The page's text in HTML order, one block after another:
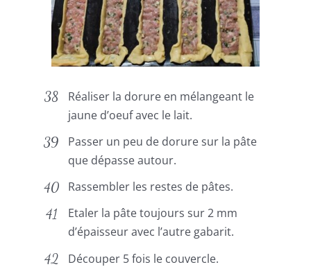
Réaliser la dorure en mélangeant le
jaune d’oeuf avec le lait.
Passer un peu de dorure sur la pâte
que dépasse autour.
Rassembler les restes de pâtes.
Etaler la pâte toujours sur 2 mm
d’épaisseur avec l’autre gabarit.
Découper 5 fois le couvercle.